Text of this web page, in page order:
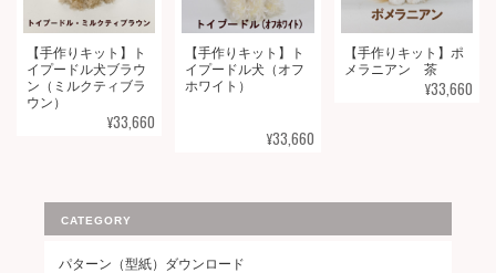
【手作りキット】ト
イプードル犬ブラウ
ン（ミルクティブラ
ウン）
¥33,660
【手作りキット】ト
イプードル犬（オフ
ホワイト）
¥33,660
【手作りキット】ポ
メラニアン 茶
¥33,660
CATEGORY
パターン（型紙）ダウンロード